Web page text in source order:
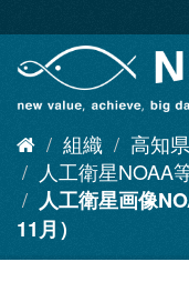
キ
組織
高知
人工衛星NOAA
人工衛星画像
11月）